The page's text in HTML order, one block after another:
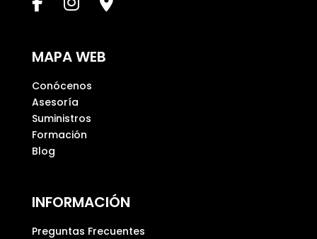
a
o
a
c
í
o
.
MAPA WEB
Conócenos
Asesoría
Suministros
Formación
Blog
INFORMACIÓN
Preguntas Frecuentes